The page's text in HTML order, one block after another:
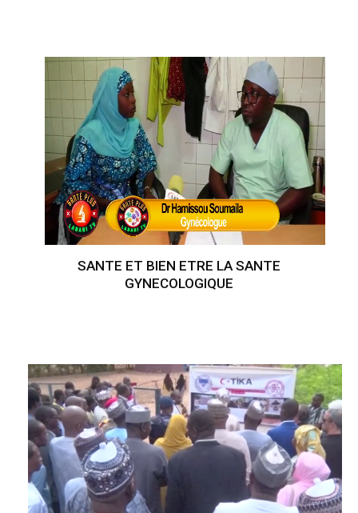
SANTE ET BIEN ETRE LA SANTE
GYNECOLOGIQUE